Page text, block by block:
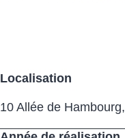
Localisation
10 Allée de